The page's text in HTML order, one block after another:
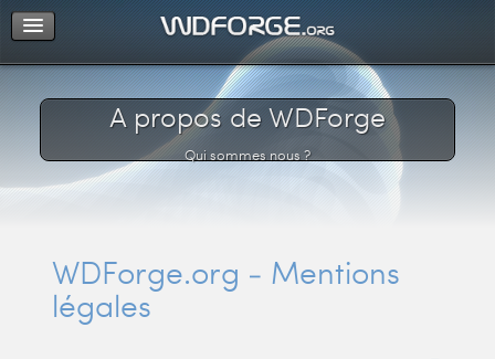
Support
Connexion
A propos de WDForge
Qui sommes nous ?
WDForge.org - Mentions
légales